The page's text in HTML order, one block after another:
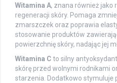
Witamina A, znana również jako
regeneracji skóry. Pomaga
zmarszczek oraz poprawia
stosowanie produktów
powierzchnię skóry, nadając jej
Witamina C to silny
skórę przed wolnymi rodnikami
starzenia. Dodatkowo stymuluje